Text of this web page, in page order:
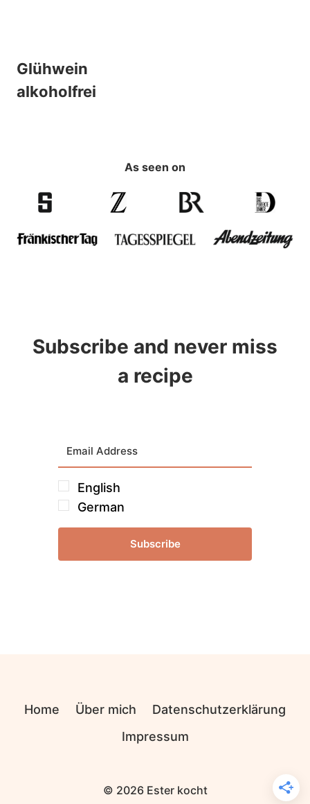
Glühwein
alkoholfrei
As seen on
Subscribe and never miss
a recipe
English
German
Subscribe
Home Über mich
Datenschutzerklärung
Impressum
© 2026 Ester kocht